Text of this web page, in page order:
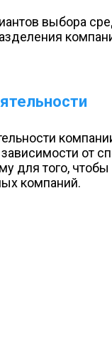
выбора
зависимости
для того,
компаний.